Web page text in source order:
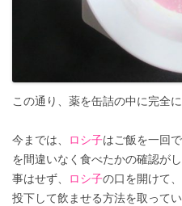
この通り、薬を缶詰の中に完全
今までは、 ロシ子はご飯を一回
を間違いなく食べたかの確認が
事はせず、
ロシ子の口を開けて、
投下して飲ませる方法を取って